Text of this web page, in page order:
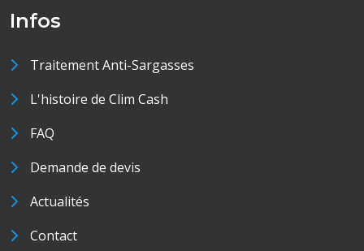
Infos
Traitement Anti-Sargasses
L'histoire de Clim Cash
FAQ
Demande de devis
Actualités
Contact